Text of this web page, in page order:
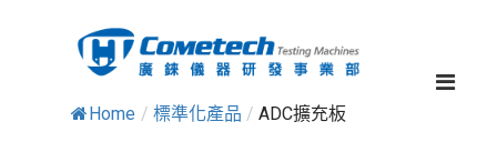
Home / 標準化產品 / ADC擴充板